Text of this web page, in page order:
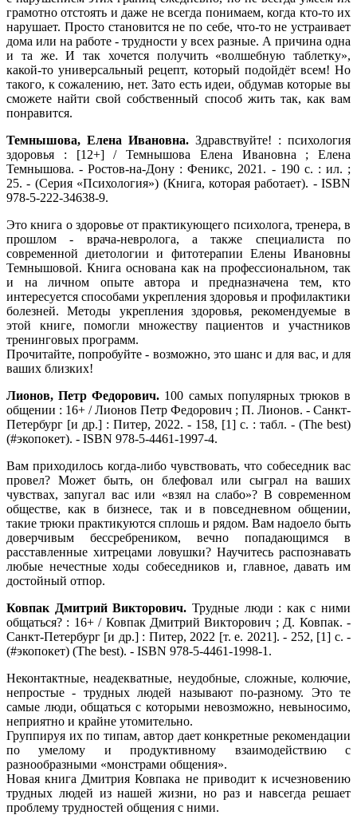
грамотно отстоять и даже не всегда понимаем, когда кто-то их
нарушает. Просто становится не по себе, что-то не устраивает
дома или на работе - трудности у всех разные. А причина одна
и та же. И так хочется получить «волшебную таблетку»,
какой-то универсальный рецепт, который подойдёт всем! Но
такого, к сожалению, нет. Зато есть идеи, обдумав которые вы
сможете найти свой собственный способ жить так, как вам
понравится.
Темнышова, Елена Ивановна. Здравствуйте! : психология
здоровья : [12+] / Темнышова Елена Ивановна ; Елена
Темнышова. - Ростов-на-Дону : Феникс, 2021. - 190 с. : ил. ;
25. - (Серия «Психология») (Книга, которая работает). - ISBN
978-5-222-34638-9.
Это книга о здоровье от практикующего психолога, тренера, в
прошлом - врача-невролога, а также специалиста по
современной диетологии и фитотерапии Eлeны Ивановны
Темнышовой. Книга основана как на профессиональном, так
и на личном опыте автора и предназначена тем, кто
интересуется способами укрепления здоровья и профилактики
болезней. Методы укрепления здоровья, рекомендуемые в
этой книге, помогли множеству пациентов и участников
тренинговых программ.
Прочитайте, попробуйте - возможно, это шанс и для вас, и для
ваших близких!
Лионов, Петр Федорович. 100 самых популярных трюков в
общении : 16+ / Лионов Петр Федорович ; П. Лионов. - Санкт-
Петербург [и др.] : Питер, 2022. - 158, [1] с. : табл. - (The best)
(#экопокет). - ISBN 978-5-4461-1997-4.
Вам приходилось когда-либо чувствовать, что собеседник вас
провел? Может быть, он блефовал или сыграл на ваших
чувствах, запугал вас или «взял на слабо»? В современном
обществе, как в бизнесе, так и в повседневном общении,
такие трюки практикуются сплошь и рядом. Вам надоело быть
доверчивым бессребреником, вечно попадающимся в
расставленные хитрецами ловушки? Научитесь распознавать
любые нечестные ходы собеседников и, главное, давать им
достойный отпор.
Ковпак Дмитрий Викторович. Трудные люди : как с ними
общаться? : 16+ / Ковпак Дмитрий Викторович ; Д. Ковпак. -
Санкт-Петербург [и др.] : Питер, 2022 [т. е. 2021]. - 252, [1] с. -
(#экопокет) (The best). - ISBN 978-5-4461-1998-1.
Неконтактные, неадекватные, неудобные, сложные, колючие,
непростые - трудных людей называют по-разному. Это те
самые люди, общаться с которыми невозможно, невыносимо,
неприятно и крайне утомительно.
Группируя их по типам, автор дает конкретные рекомендации
по умелому и продуктивному взаимодействию с
разнообразными «монстрами общения».
Новая книга Дмитрия Ковпака не приводит к исчезновению
трудных людей из нашей жизни, но раз и навсегда решает
проблему трудностей общения с ними.